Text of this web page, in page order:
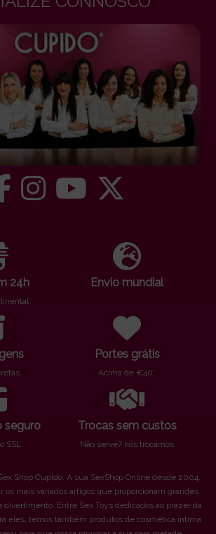
24h Envio mundial
Portes grátis
Acima de €40*
seguro
SSL
Trocas sem custos
Não serve? nós trocamos
Shop Cupido. A sua SexShop Online desde 2004.
os mais variados artigos que proporcionam grandes
Entre Sex Toys dedicados ao prazer da
eles, temos também produtos de cosmética íntima